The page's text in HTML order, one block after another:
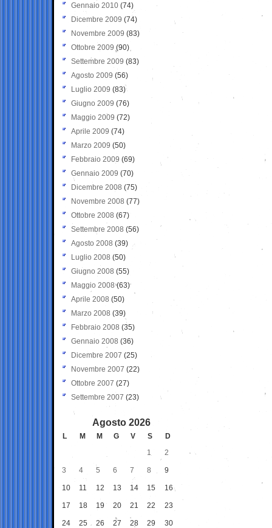
Gennaio 2010 (74)
Dicembre 2009 (74)
Novembre 2009 (83)
Ottobre 2009 (90)
Settembre 2009 (83)
Agosto 2009 (56)
Luglio 2009 (83)
Giugno 2009 (76)
Maggio 2009 (72)
Aprile 2009 (74)
Marzo 2009 (50)
Febbraio 2009 (69)
Gennaio 2009 (70)
Dicembre 2008 (75)
Novembre 2008 (77)
Ottobre 2008 (67)
Settembre 2008 (56)
Agosto 2008 (39)
Luglio 2008 (50)
Giugno 2008 (55)
Maggio 2008(63)
Aprile 2008 (50)
Marzo 2008 (39)
Febbraio 2008 (35)
Gennaio 2008 (36)
Dicembre 2007 (25)
Novembre 2007 (22)
Ottobre 2007 (27)
Settembre 2007 (23)
Agosto 2026
L M M G V S
D
1
2
3 4 5 6 7 8 9
10 11 12 13 14 15 16
17 18 19 20 21 22 23
24 25 26 27 28 29 30